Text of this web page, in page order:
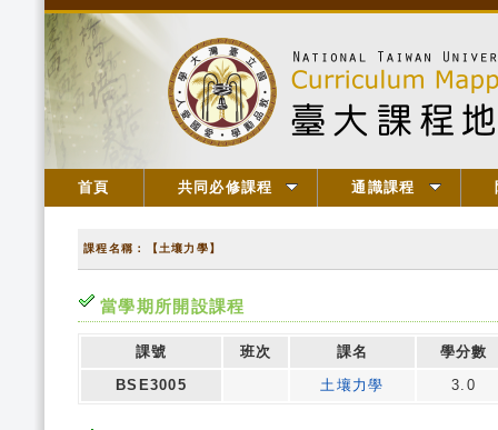
首頁 共同必修課程 通識課程
課程名稱：【土壤力學】
當學期所開設課程
課號 班次 課名
學分數
BSE3005
土壤力學 3.0